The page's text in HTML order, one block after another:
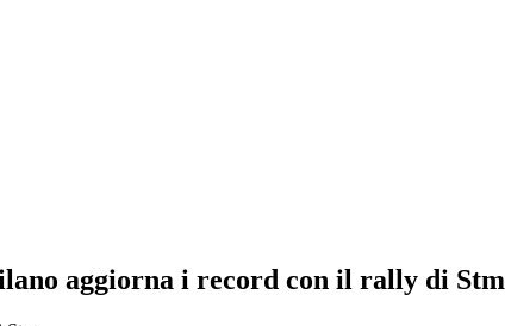
aggiorna i record con il rally di Stm